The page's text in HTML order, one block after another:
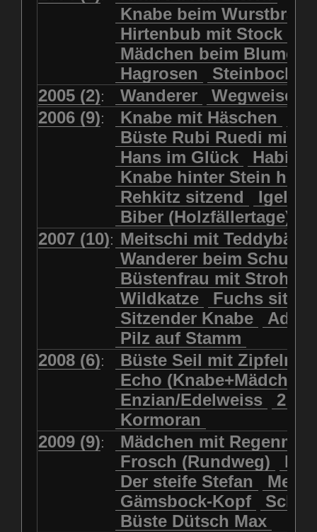
Mädchen beim Blumenpflücken
Mädchen in Regenjacke
Mädchen in Regenjacke und
Mädchen mit Regenmolch
Mädchen mit Schmetterling
Mätti Grossmann-Michel
Meitschi (Rundweg)
Meitschi mit Teddybär
Pilzfraueli Risetenmandli
Sitzender Knabe Tengeler
Wanderer
Wanderer beim Schuhbinden
Wegweiser Wilde Hilde
Wildhüter Wurzelkind
Luchs schreitend
Luchs sitzend Murmeltier
Murmeltiere Rehbockkopf
Rehkitz Rehkitz sitzend
Salamader Schmetterling
Schmetterlinge Schnecke
Schwarznasenschaf
Schwarznasenschaf mit Kalb
Steinbock
Steinbock Steinmarder
Uhu Uhu mit Jungen
Waschbär Wildkatze
Wolf Ziegenkopf
Knabe beim
Hirtenbub mit Stock
Mädchen beim
Hagrosen
Steinbock
2005 (2): Wanderer
Wegweiser
2006 (9): Knabe mit Häschen
Büste Rubi Ruedi mit
Hans im Glück
Knabe hinter Stein
Rehkitz sitzend
Igel
Biber (Holzfällertage)
2007 (10): Meitschi mit Teddybär
Wanderer beim
Büstenfrau mit Strohut
Wildkatze
Fuchs
Sitzender Knabe
Adler
Pilz auf Stamm
2008 (6):
Büste Seil mit
Echo
Enzian/Edelweiss
2
Kormoran
2009 (9):
Mädchen mit
Frosch (Rundweg)
Der steife Stefan
Gämsbock-Kopf
Büste Dütsch Max